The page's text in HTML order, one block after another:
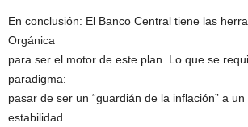
En conclusión: El Banco Central tiene las
Orgánica
para ser el motor de este plan. Lo que se
paradigma:
pasar de ser un “guardián de la inflación” a
estabilidad